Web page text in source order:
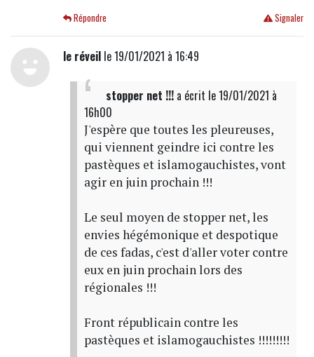
Signaler
Répondre
le réveille 19/01/2021 à 16:49
stopper net !!!a écrit le 19/01/2021 à
16h00
J'espère que toutes les pleureuses,
qui viennent geindre ici contre les
pastèques et islamogauchistes, vont
agir en juin prochain !!!
Le seul moyen de stopper net, les
envies hégémonique et despotique
de ces fadas, c'est d'aller voter contre
eux en juin prochain lors des
régionales !!!
Front républicain contre les
pastèques et islamogauchistes !!!!!!!!!